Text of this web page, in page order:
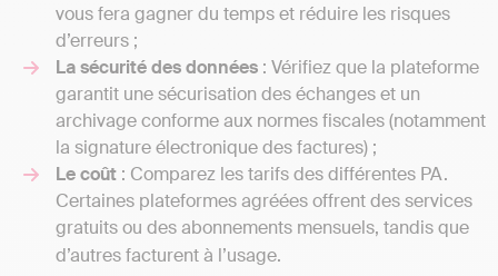
vous fera gagner du temps et réduire les risques
d’erreurs ;
La sécurité des données : Vérifiez que la plateforme
garantit une sécurisation des échanges et un
archivage conforme aux normes fiscales (notamment
la signature électronique des factures) ;
Le coût : Comparez les tarifs des différentes PA.
Certaines plateformes agréées offrent des services
gratuits ou des abonnements mensuels, tandis que
d’autres facturent à l’usage.